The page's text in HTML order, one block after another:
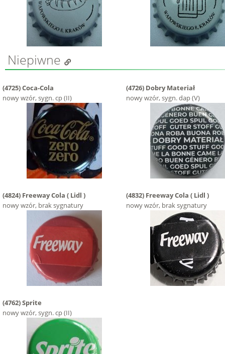
Niepiwne
(4725)Coca-Cola
nowy wzór, sygn. cp (II)
(4726) Dobry Materiał
nowy wzór, sygn. dap (V)
(4824) Freeway Cola ( Lidl )
nowy wzór, brak sygnatury
(4832) Freeway Cola ( Lidl )
nowy wzór, brak sygnatury
(4762)Sprite
nowy wzór, sygn. cp (II)